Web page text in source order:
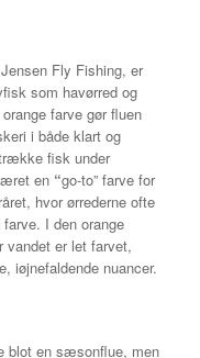
Fly Fishing, er
som havørred og
farve gør fluen
i både klart og
fisk under
en “go-to” farve for
hvor ørrederne ofte
I den orange
vandet er let farvet,
iøjnefaldende nuancer.
blot en sæsonflue, men